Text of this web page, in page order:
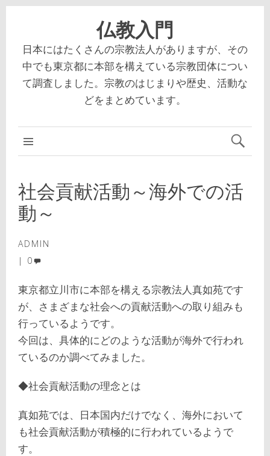
仏教入門
日本にはたくさんの宗教法人がありますが、その
中でも東京都に本部を構えている宗教団体につい
て調査しました。宗教のはじまりや歴史、活動な
どをまとめています。
社会貢献活動～海外での活
動～
ADMIN
0
東京都立川市に本部を構える宗教法人真如苑です
が、さまざまな社会への貢献活動への取り組みも
行っているようです。
今回は、具体的にどのような活動が海外で行われ
ているのか調べてみました。
◆社会貢献活動の理念とは
真如苑では、日本国内だけでなく、海外において
も社会貢献活動が積極的に行われているようで
す。